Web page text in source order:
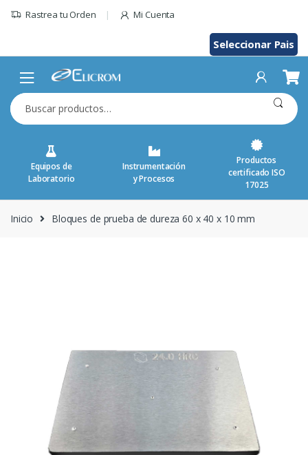
Rastrea tu Orden Mi Cuenta
Seleccionar Pais
Buscar
por:
Equipos de
Laboratorio
Instrumentación
y Procesos
Productos
certificado ISO
17025
Inicio Bloques de prueba de dureza 60 x 40 x 10 mm